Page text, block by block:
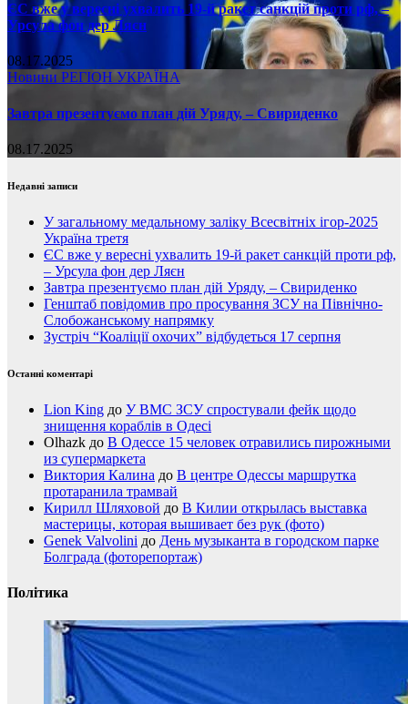
ЄС вже у вересні ухвалить 19-й ракет санкцій проти рф, –
Урсула фон дер Ляєн
08.17.2025
Новини РЕГІОН УКРАЇНА
Завтра презентуємо план дій Уряду, – Свириденко
08.17.2025
Недавні записи
У загальному медальному заліку Всесвітніх ігор-2025
Україна третя
ЄС вже у вересні ухвалить 19-й ракет санкцій проти рф,
– Урсула фон дер Ляєн
Завтра презентуємо план дій Уряду, – Свириденко
Генштаб повідомив про просування ЗСУ на Північно-
Слобожанському напрямку
Зустріч “Коаліції охочих” відбудеться 17 серпня
Останні коментарі
Lion King до У ВМС ЗСУ спростували фейк щодо
знищення кораблів в Одесі
Olhazk до В Одессе 15 человек отравились пирожными
из супермаркета
Виктория Калина до В центре Одессы маршрутка
протаранила трамвай
Кирилл Шляховой до В Килии открылась выставка
мастерицы, которая вышивает без рук (фото)
Genek Valvolini до День музыканта в городском парке
Болграда (фоторепортаж)
Політика